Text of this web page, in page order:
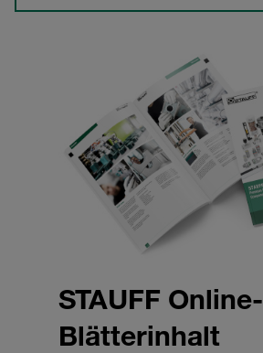
STAUFF Online-
Blätterinhalt